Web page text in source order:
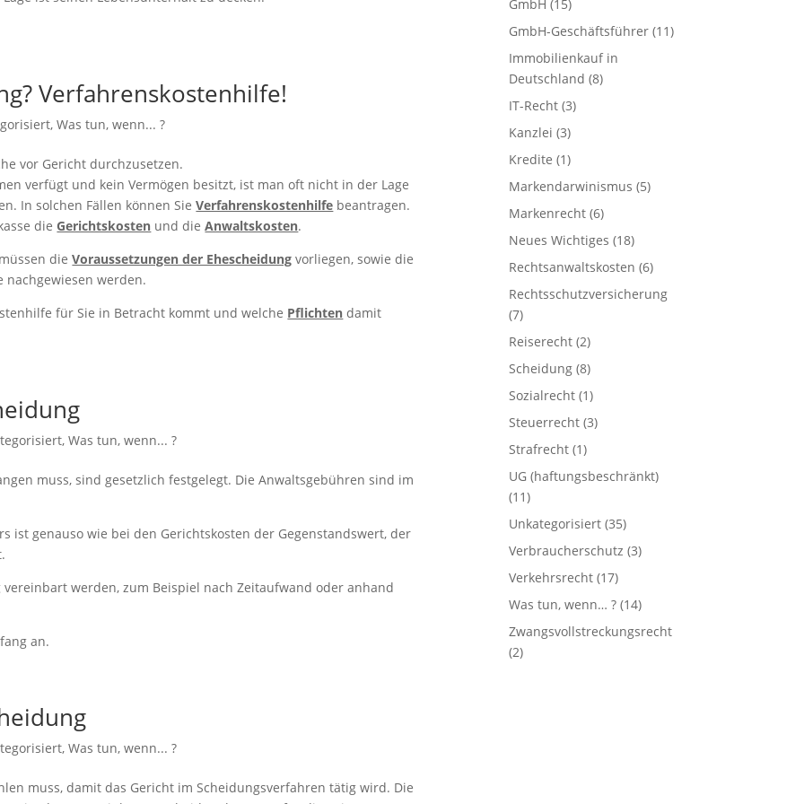
Verfahrenskostenhilfe!
,Was tun, wenn... ?
vor Gericht durchzusetzen.
verfügt und kein Vermögen besitzt, ist man oft nicht in der Lage
In solchen Fällen können SieVerfahrenskostenhilfe beantragen.
dieGerichtskosten und dieAnwaltskosten.
dieVoraussetzungen der Ehescheidung vorliegen, sowie die
werden.
für Sie in Betracht kommt und welche Pflichten damit
,Was tun, wenn... ?
muss, sind gesetzlich festgelegt. Die Anwaltsgebühren sind im
ist genauso wie bei den Gerichtskosten der Gegenstandswert, der
werden, zum Beispiel nach Zeitaufwand oder anhand
an.
,Was tun, wenn... ?
muss, damit das Gericht im Scheidungsverfahren tätig wird. Die
GmbH (15)
GmbH-Geschäftsführer (11)
Immobilienkauf in
Deutschland (8)
IT-Recht (3)
Kanzlei (3)
Kredite (1)
Markendarwinismus (5)
Markenrecht (6)
Neues Wichtiges (18)
Rechtsanwaltskosten (6)
Rechtsschutzversicherung
(7)
Reiserecht (2)
Scheidung (8)
Sozialrecht (1)
Steuerrecht (3)
Strafrecht (1)
UG (haftungsbeschränkt)
(11)
Unkategorisiert (35)
Verbraucherschutz (3)
Verkehrsrecht (17)
Was tun, wenn… ? (14)
Zwangsvollstreckungsrecht
(2)